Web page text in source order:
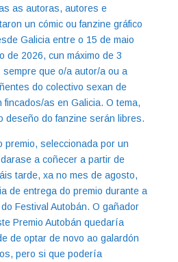
as autoras, autores e
un cómic ou fanzine gráfico
Galicia entre o 15 de maio
de 2026, cun máximo de 3
que o/a autor/a ou a
do colectivo sexan de
as en Galicia. O tema,
deseño do fanzine serán libres.
premio, seleccionada por un
a coñecer a partir de
tarde, xa no mes de agosto,
de entrega do premio durante a
Festival Autobán. O gañador
Premio Autobán quedaría
de optar de novo ao galardón
pero si que podería